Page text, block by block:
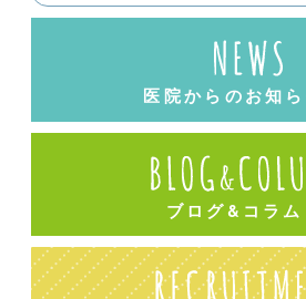
医院からのお知
ブログ&コラ